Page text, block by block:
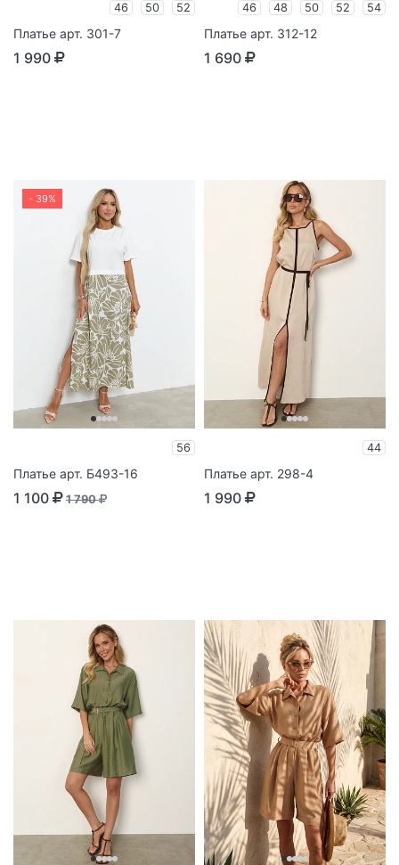
46 50 52
Платье арт. 301-7
1 990
46 48 50 52 54
Платье арт. 312-12
1 690
- 39%
56
Платье арт. Б493-16
1 100 1 790
44
Платье арт. 298-4
1 990